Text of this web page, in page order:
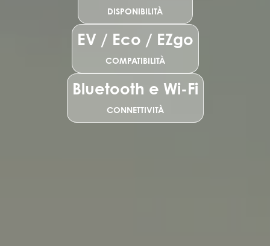
DISPONIBILITÀ
EV / Eco / EZgo
COMPATIBILITÀ
Bluetooth e Wi-Fi
CONNETTIVITÀ